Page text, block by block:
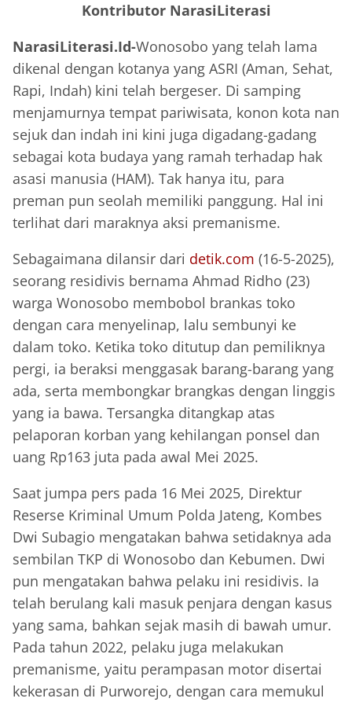
Kontributor NarasiLiterasi
NarasiLiterasi.Id-Wonosobo yang telah lama
dikenal dengan kotanya yang ASRI (Aman, Sehat,
Rapi, Indah) kini telah bergeser. Di samping
menjamurnya tempat pariwisata, konon kota nan
sejuk dan indah ini kini juga digadang-gadang
sebagai kota budaya yang ramah terhadap hak
asasi manusia (HAM). Tak hanya itu, para
preman pun seolah memiliki panggung. Hal ini
terlihat dari maraknya aksi premanisme.
Sebagaimana dilansir dari detik.com (16-5-2025),
seorang residivis bernama Ahmad Ridho (23)
warga Wonosobo membobol brankas toko
dengan cara menyelinap, lalu sembunyi ke
dalam toko. Ketika toko ditutup dan pemiliknya
pergi, ia beraksi menggasak barang-barang yang
ada, serta membongkar brangkas dengan linggis
yang ia bawa. Tersangka ditangkap atas
pelaporan korban yang kehilangan ponsel dan
uang Rp163 juta pada awal Mei 2025.
Saat jumpa pers pada 16 Mei 2025, Direktur
Reserse Kriminal Umum Polda Jateng, Kombes
Dwi Subagio mengatakan bahwa setidaknya ada
sembilan TKP di Wonosobo dan Kebumen. Dwi
pun mengatakan bahwa pelaku ini residivis. Ia
telah berulang kali masuk penjara dengan kasus
yang sama, bahkan sejak masih di bawah umur.
Pada tahun 2022, pelaku juga melakukan
premanisme, yaitu perampasan motor disertai
kekerasan di Purworejo, dengan cara memukul